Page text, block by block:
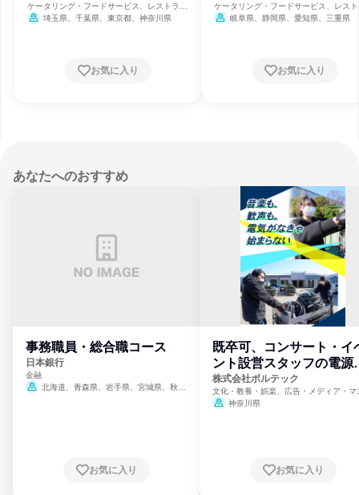
ケータリング・フードサービス、レストラ
ン・カフェ、食品・飲料メーカー
埼玉県、千葉県、東京都、神奈川県
お気に入り
ケータリング・フードサービス、レス
ン・カフェ、食品・飲料メーカー
岐阜県、静岡県、愛知県、三重県
お気に入り
あなたへのおすすめ
事務職員・総合職コース
日本銀行
金融
北海道、青森県、岩手県、宮城県、秋田
崎県、熊本県、大分県、宮崎県、鹿児島県、
お気に入り
既卒可、コンサート・イ
ント設営スタッフの電源
門
株式会社ボルテック
文化・教養・娯楽、広告・メディア・マ
ミ、電力・ガス・水道・エネルギー
神奈川県
お気に入り